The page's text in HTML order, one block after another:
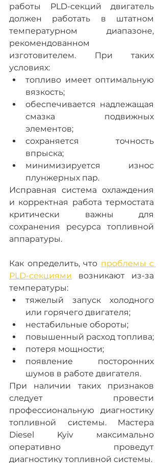
работы PLD-секций двигатель
должен работать в штатном
температурном диапазоне,
рекомендованном
изготовителем. При таких
условиях:
топливо имеет оптимальную
вязкость;
обеспечивается надлежащая
смазка подвижных
элементов;
сохраняется точность
впрыска;
минимизируется износ
плунжерных пар.
Исправная система охлаждения
и корректная работа термостата
критически важны для
сохранения ресурса топливной
аппаратуры.
Как определить, что проблемы с
PLD-секциями возникают из-за
температуры:
тяжелый запуск холодного
или горячего двигателя;
нестабильные обороты;
повышенный расход топлива;
потеря мощности;
появление посторонних
шумов в работе двигателя.
При наличии таких признаков
следует провести
профессиональную диагностику
топливной системы. Мастера
Diesel Kyiv максимально
оперативно проведут
диагностику топливной системы.